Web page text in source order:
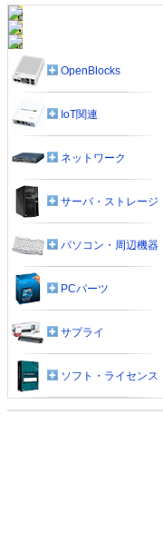
OpenBlocks
IoT関連
ネットワーク
サーバ・ストレージ
パソコン・周辺機器
PCパーツ
サプライ
ソフト・ライセンス